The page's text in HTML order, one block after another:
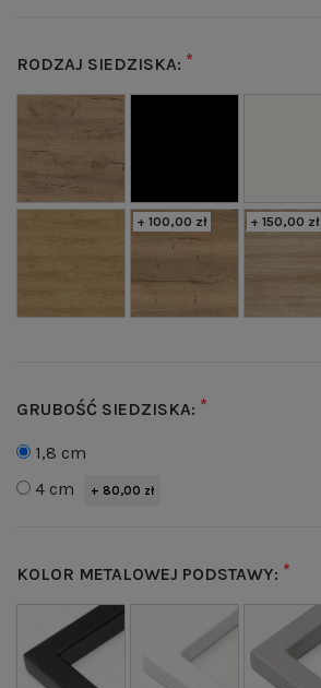
RODZAJ SIEDZISKA: *
+ 100,00 zł + 150,00 zł
GRUBOŚĆ SIEDZISKA: *
1,8 cm
4 cm
+ 80,00 zł
KOLOR METALOWEJ PODSTAWY: *